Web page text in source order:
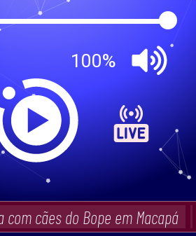
cães do Bope em Macapá
100%